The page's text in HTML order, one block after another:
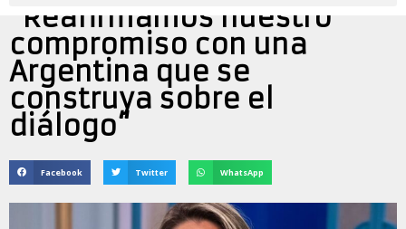
“Reafirmamos nuestro
compromiso con una
Argentina que se
construya sobre el
diálogo“
Facebook Twitter WhatsApp